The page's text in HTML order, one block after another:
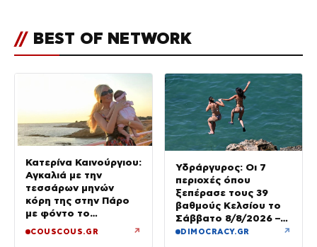
// BEST OF NETWORK
Κατερίνα Καινούργιου:
Αγκαλιά με την
τεσσάρων μηνών
κόρη της στην Πάρο
με φόντο το
ηλιοβασίλεμα
COUSCOUS.GR ↗
Υδράργυρος: Οι 7
περιοχές όπου
ξεπέρασε τους 39
βαθμούς Κελσίου το
Σάββατο 8/8/2026 –
Πού θα δούμε 40άρια
DIMOCRACY.GR ↗